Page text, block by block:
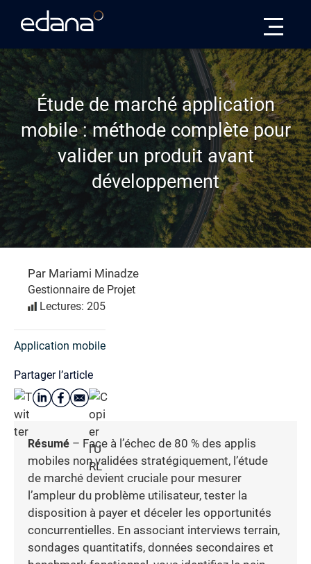
Étude de marché application
mobile : méthode complète pour
valider un produit avant
développement
Par Mariami Minadze
Gestionnaire de Projet
Lectures: 205
Application mobile
Partager l’article
Résumé – Face à l’échec de 80 % des applis
mobiles non validées stratégiquement, l’étude
de marché devient cruciale pour mesurer
l’ampleur du problème utilisateur, tester la
disposition à payer et déceler les opportunités
concurrentielles. En associant interviews terrain,
sondages quantitatifs, données secondaires et